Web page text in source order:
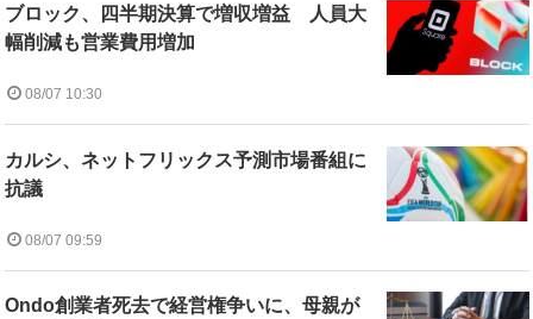
ブロック、四半期決算で増収増益 人員大
幅削減も営業費用増加
08/07 10:30
カルシ、ネットフリックス予測市場番組に
抗議
08/07 09:59
Ondo創業者死去で経営権争いに、母親が